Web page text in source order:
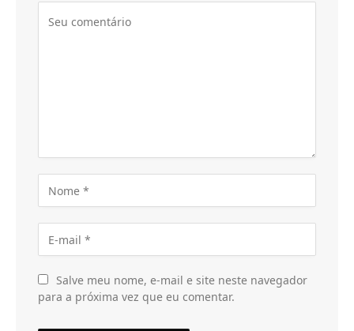
Salve meu nome, e-mail e site neste navegador
para a próxima vez que eu comentar.